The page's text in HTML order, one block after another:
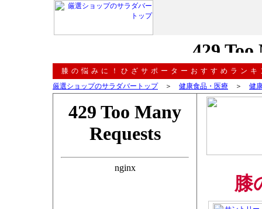
膝の悩みに！ひざサポーターおすすめランキ
厳選ショップのサラダバートップ＞ 健康食品・医療 ＞ 健
膝